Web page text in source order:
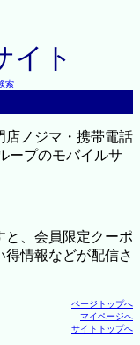
イト
索
店ノジマ・携帯電話
ープのモバイルサ
と、会員限定クーポ
情報などが配信さ
ページトップへ
マイページへ
サイトトップへ